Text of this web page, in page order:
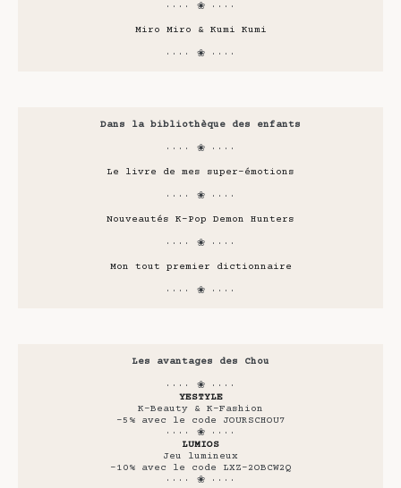
···· ❀ ····
Miro Miro & Kumi Kumi
···· ❀ ····
Dans la bibliothèque des enfants
···· ❀ ····
Le livre de mes super-émotions
···· ❀ ····
Nouveautés K-Pop Demon Hunters
···· ❀ ····
Mon tout premier dictionnaire
···· ❀ ····
Les avantages des Chou
···· ❀ ····
YESTYLE
K-Beauty & K-Fashion
-5% avec le code JOURSCHOU7
···· ❀ ····
LUMIOS
Jeu lumineux
-10% avec le code LXZ-2OBCW2Q
···· ❀ ····